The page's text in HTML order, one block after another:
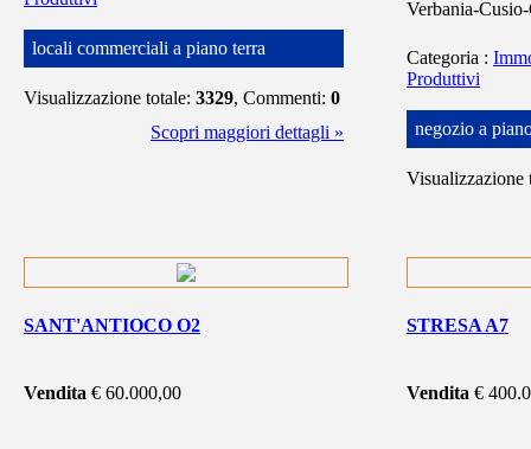
locali commerciali a piano terra
Visualizzazione totale: 3329, Commenti: 0
Scopri maggiori dettagli »
Verbania-
Categoria :
Produttivi
negozio a
Visualizzazione
SANT'ANTIOCO O2
Vendita € 60.000,00
STRESA A7
Vendita €